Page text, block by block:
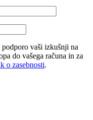
vaši izkušnji na
do vašega računa in za
o zasebnosti.